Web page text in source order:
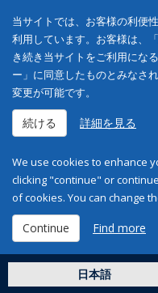
当サイトでは、お客様の利便
利用しています。お客様は、
き続き当サイトをご利用にな
ー」に同意したものとみなさ
変更が可能です。
続ける 詳細を見る
We use cookies to enhance
clicking "continue" or
of cookies. You can change
Continue Find more
日本語